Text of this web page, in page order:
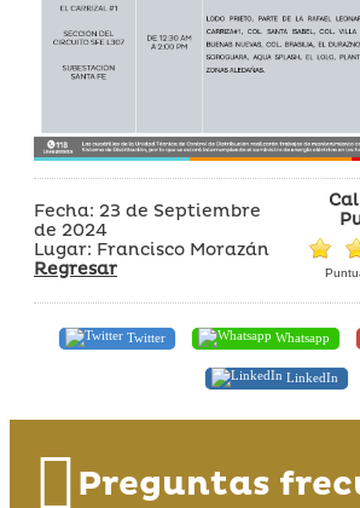
Fecha: 23 de Septiembre
de 2024
Lugar: Francisco Morazán
Regresar
Twitter Whatsapp
LinkedIn
Preguntas